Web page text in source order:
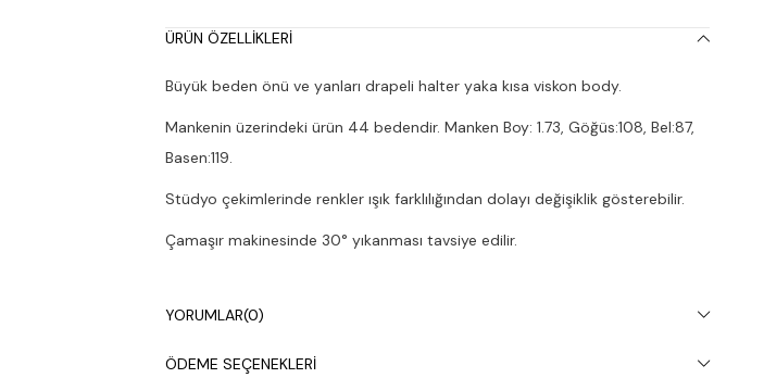
ÜRÜN ÖZELLIKLERI
Büyük beden önü ve yanları drapeli halter yaka kısa viskon body.
Mankenin üzerindeki ürün 44 bedendir. Manken Boy: 1.73, Göğüs:108, Bel:87,
Basen:119.
Stüdyo çekimlerinde renkler ışık farklılığından dolayı değişiklik gösterebilir.
Çamaşır makinesinde 30° yıkanması tavsiye edilir.
YORUMLAR(0)
ÖDEME SEÇENEKLERI